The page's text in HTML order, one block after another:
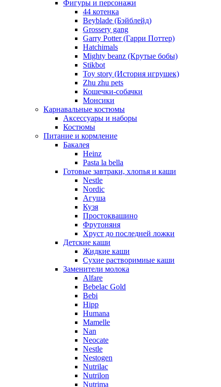
Фигуры и персонажи
44 котенка
Beyblade (Бэйблейд)
Grossery gang
Garry Potter (Гарри Поттер)
Hatchimals
Mighty beanz (Крутые бобы)
Stikbot
Toy story (История игрушек)
Zhu zhu pets
Кошечки-собачки
Монсики
Карнавальные костюмы
Аксессуары и наборы
Костюмы
Питание и кормление
Бакалея
Heinz
Pasta la bella
Готовые завтраки, хлопья и каши
Nestle
Nordic
Агуша
Кузя
Простоквашино
Фрутоняня
Хруст до последней ложки
Детские каши
Жидкие каши
Сухие растворимиые каши
Заменители молока
Alfare
Bebelac Gold
Bebi
Hipp
Humana
Mamelle
Nan
Neocate
Nestle
Nestogen
Nutrilac
Nutrilon
Nutrima